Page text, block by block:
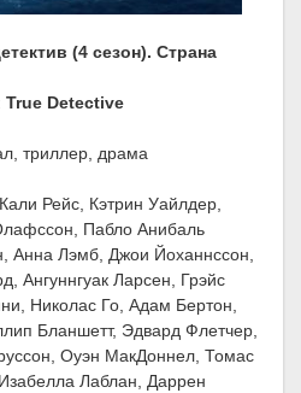
(4 сезон). Страна
True Detective
триллер, драма
Рейс, Кэтрин Уайлдер,
Пабло Анибаль
Анна Лэмб, Джои Йоханнссон,
Ангуннгуак Ларсен, Грэйс
Николас Го, Адам Бертон,
Бланшетт, Эдвард Флетчер,
Оуэн МакДоннел, Томас
Лаблан, Даррен